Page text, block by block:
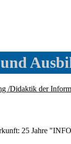
/Didaktik der
25 Jahre